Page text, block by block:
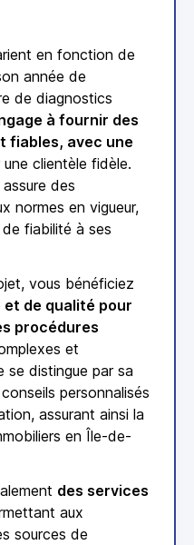
en fonction de
année de
de diagnostics
à fournir des
fiables, avec une
une clientèle fidèle.
des
normes en vigueur,
fiabilité à ses
vous bénéficiez
de qualité pour
procédures
et
se distingue par sa
personnalisés
assurant ainsi la
en Île-de-
des services
aux
sources de